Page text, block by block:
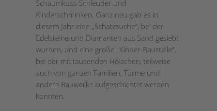
Schaumkuss-Schleuder und
Kinderschminken. Ganz neu gab es in
diesem Jahr eine „Schatzsuche“, bei der
Edelsteine und Diamanten aus Sand gesiebt
wurden, und eine große „Kinder-Baustelle“,
bei der mit tausenden Hölzchen, teilweise
auch von ganzen Familien, Türme und
andere Bauwerke aufgeschichtet werden
konnten.